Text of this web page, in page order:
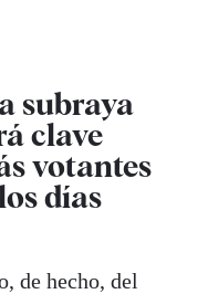
subraya
clave
votantes
días
de hecho, del